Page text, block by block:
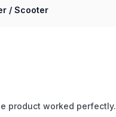
/ Scooter
product worked perfectly.